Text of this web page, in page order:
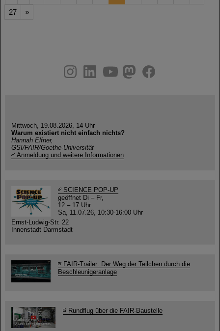
27
»
youtube
helmholtz.social
facebook
Mittwoch, 19.08.2026, 14 Uhr
Warum existiert nicht einfach nichts?
Hannah Elfner,
GSI/FAIR/Goethe-Universität
Anmeldung und weitere Informationen
SCIENCE POP-UP
geöffnet Di – Fr,
12 – 17 Uhr
Sa, 11.07.26, 10:30-16:00 Uhr
Ernst-Ludwig-Str. 22
Innenstadt Darmstadt
FAIR-Trailer: Der Weg der Teilchen durch die
Beschleunigeranlage
Rundflug über die FAIR-Baustelle